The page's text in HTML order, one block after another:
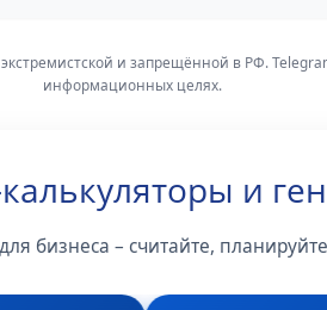
и запрещённой в РФ.
информационных целях.
и
бизнеса – считайте,